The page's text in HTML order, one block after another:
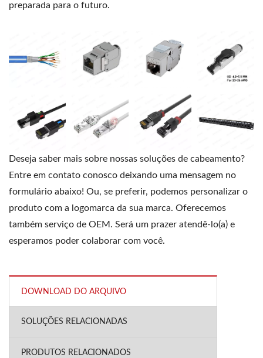
preparada para o futuro.
Deseja saber mais sobre nossas soluções de cabeamento?
Entre em contato conosco deixando uma mensagem no
formulário abaixo! Ou, se preferir, podemos personalizar o
produto com a logomarca da sua marca. Oferecemos
também serviço de OEM. Será um prazer atendê-lo(a) e
esperamos poder colaborar com você.
DOWNLOAD DO ARQUIVO
SOLUÇÕES RELACIONADAS
PRODUTOS RELACIONADOS